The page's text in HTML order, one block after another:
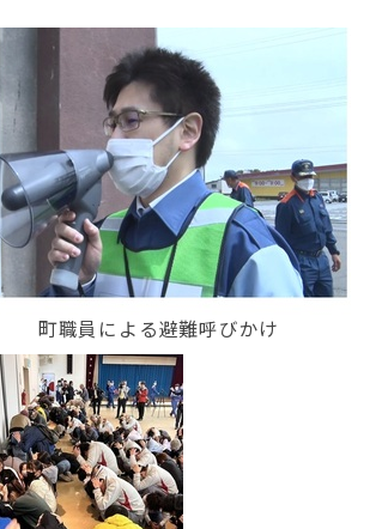
町職員による避難呼びかけ